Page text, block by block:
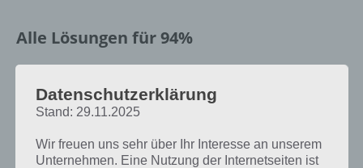
Alle Lösungen für 94%
Reihenfolge bei jedem Spieler anders ist, können wir dir nicht das
exakte Level anzeigen, weshalb du über unsere Komplettlösung
Antworten findest!
Datenschutzerklärung
Stand: 29.11.2025
Wir freuen uns sehr über Ihr Interesse an unserem
Unternehmen. Eine Nutzung der Internetseiten ist